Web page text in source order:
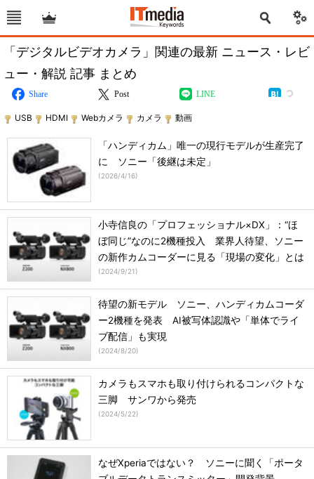
「デジタルビデオカメラ」関連の最新 ニュース・レビ
ュー・解説 記事 まとめ
Share Post LINE
USB HDMI Webカメラ カメラ 動画
「ハンディカム」唯一の現行モデルが生産完了
に ソニー「後継は未定」
(2026/4/16)
小寺信良の「プロフェッショナル×DX」：“ほ
ぼ同じ”なのに2機種投入 業界人待望、ソニー
の新作カムコーダーに見る「現場の変化」とは
(2024/9/21)
待望の新モデル ソニー、ハンディカムコーダ
ー2機種を発表 AI被写体認識や「単体でライ
ブ配信」も実現
(2024/8/20)
カメラもスマホも取り付けられるコンパクトな
三脚 サンワから発売
(2024/5/22)
なぜXperiaではない？ ソニーに聞く「ポータ